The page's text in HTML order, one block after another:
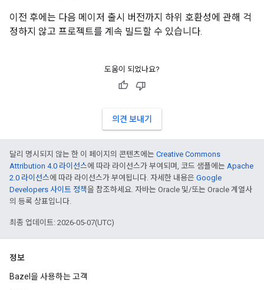
이전 후에는 다음 메이저 출시 버전까지 하위 호환성에 관해 걱
정하지 않고 프로젝트를 계속 빌드할 수 있습니다.
도움이 되었나요?
의견 보내기
달리 명시되지 않는 한 이 페이지의 콘텐츠에는 Creative Commons
Attribution 4.0 라이선스에 따라 라이선스가 부여되며, 코드 샘플에는 Apache
2.0 라이선스에 따라 라이선스가 부여됩니다. 자세한 내용은 Google
Developers 사이트 정책을 참조하세요. 자바는 Oracle 및/또는 Oracle 계열사
의 등록 상표입니다.
최종 업데이트: 2026-05-07(UTC)
정보
Bazel을 사용하는 고객